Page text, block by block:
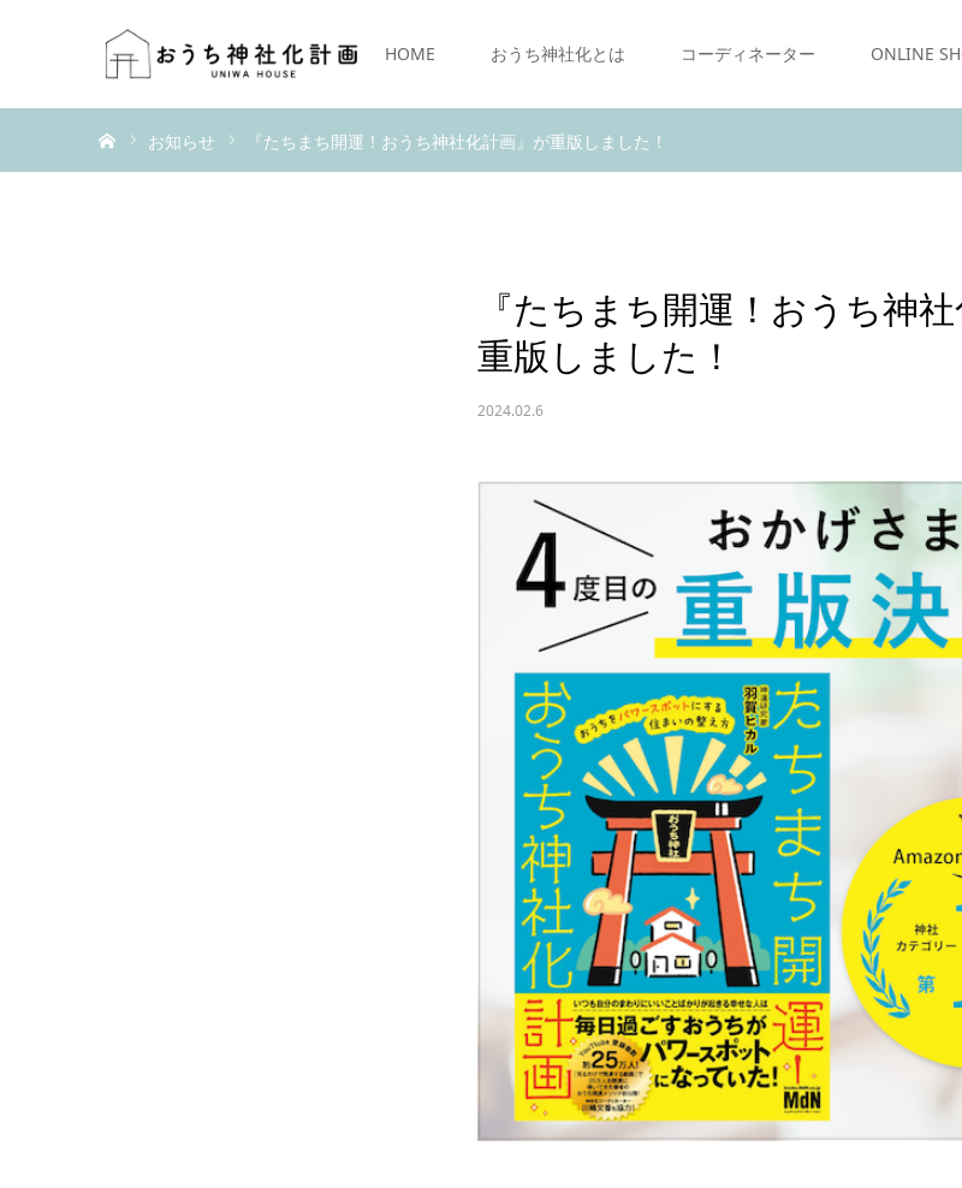
HOME おうち神社化とは コーディネーター ONLINE
お知らせ 『たちまち開運！おうち神社化計画』が重版しました！
『たちまち開運！おうち神
重版しました！
2024.02.6